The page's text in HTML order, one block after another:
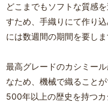
どこまでもソフトな質感
すため、手織りにて作り
には数週間の期間を要しま
最高グレードのカシミー
なため、機械で織ることが
500年以上の歴史を持つ